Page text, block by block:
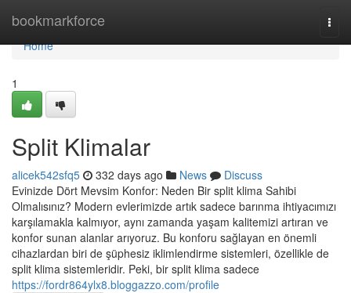
bookmarkforce
Home
Home
1
Split Klimalar
alicek542sfq5 332 days ago News
Discuss
Evinizde Dört Mevsim Konfor: Neden Bir split klima Sahibi
Olmalısınız? Modern evlerimizde artık sadece barınma ihtiyacımızı
karşılamakla kalmıyor, aynı zamanda yaşam kalitemizi artıran ve
konfor sunan alanlar arıyoruz. Bu konforu sağlayan en önemli
cihazlardan biri de şüphesiz iklimlendirme sistemleri, özellikle de
split klima sistemleridir. Peki, bir split klima sadece
https://fordr864ylx8.bloggazzo.com/profile